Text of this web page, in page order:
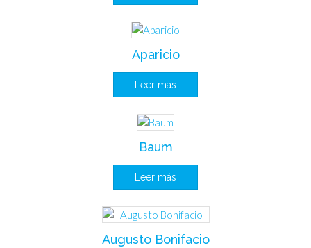
Aparicio
Leer más
Baum
Leer más
Augusto Bonifacio